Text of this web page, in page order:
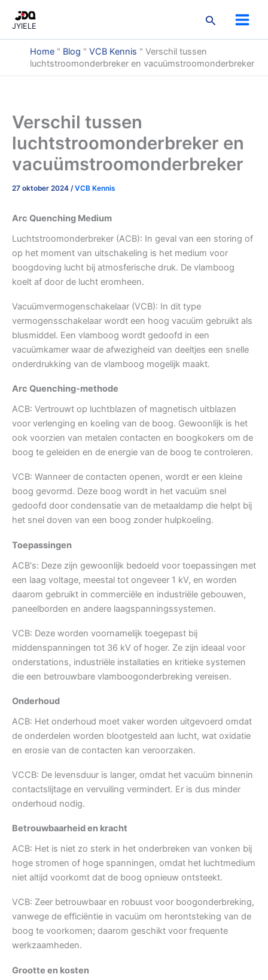
naarJYIELE
Zoeken
Home " Blog " VCB Kennis " Verschil tussen
luchtstroomonderbreker en vacuümstroomonderbreker
Verschil tussen
luchtstroomonderbreker en
vacuümstroomonderbreker
27 oktober 2024 /VCB Kennis
Arc Quenching Medium
Luchtstroomonderbreker (ACB): In geval van een storing of
op het moment van uitschakeling is het medium voor
boogdoving lucht bij atmosferische druk. De vlamboog
koelt af door de lucht eromheen.
Vacuümvermogenschakelaar (VCB): In dit type
vermogensschakelaar wordt een hoog vacuüm gebruikt als
blusmiddel. Een vlamboog wordt gedoofd in een
vacuümkamer waar de afwezigheid van deeltjes een snelle
onderdrukking van de vlamboog mogelijk maakt.
Arc Quenching-methode
ACB: Vertrouwt op luchtblazen of magnetisch uitblazen
voor verlenging en koeling van de boog. Gewoonlijk is het
ook voorzien van metalen contacten en boogkokers om de
boog te geleiden en de energie van de boog te controleren.
VCB: Wanneer de contacten openen, wordt er een kleine
boog gevormd. Deze boog wordt in het vacuüm snel
gedoofd door condensatie van de metaaldamp die helpt bij
het snel doven van een boog zonder hulpkoeling.
Toepassingen
ACB's: Deze zijn gewoonlijk bedoeld voor toepassingen met
een laag voltage, meestal tot ongeveer 1 kV, en worden
daarom gebruikt in commerciële en industriële gebouwen,
paneelborden en andere laagspanningssystemen.
VCB: Deze worden voornamelijk toegepast bij
middenspanningen tot 36 kV of hoger. Ze zijn ideaal voor
onderstations, industriële installaties en kritieke systemen
die een betrouwbare vlamboogonderbreking vereisen.
Onderhoud
ACB: Het onderhoud moet vaker worden uitgevoerd omdat
de onderdelen worden blootgesteld aan lucht, wat oxidatie
en erosie van de contacten kan veroorzaken.
VCCB: De levensduur is langer, omdat het vacuüm binnenin
contactslijtage en vervuiling vermindert. Er is dus minder
onderhoud nodig.
Betrouwbaarheid en kracht
ACB: Het is niet zo sterk in het onderbreken van vonken bij
hoge stromen of hoge spanningen, omdat het luchtmedium
niet altijd voorkomt dat de boog opnieuw ontsteekt.
VCB: Zeer betrouwbaar en robuust voor boogonderbreking,
vanwege de efficiëntie in vacuüm om herontsteking van de
boog te voorkomen; daarom geschikt voor frequente
werkzaamheden.
Grootte en kosten
product